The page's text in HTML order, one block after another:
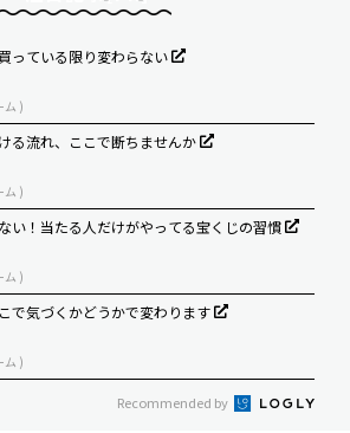
っている限り変わらない
ム )
る流れ、ここで断ちませんか
ム )
い！当たる人だけがやってる宝くじの習慣
ム )
で気づくかどうかで変わります
ム )
Recommended by